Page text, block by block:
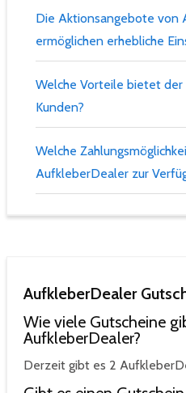
Die Aktionsangebote von
ermöglichen erhebliche
Welche Vorteile bietet
Kunden?
Welche
AufkleberDealer zur
AufkleberDealer
Wie viele Gutscheine
AufkleberDealer?
Derzeit gibt es 2